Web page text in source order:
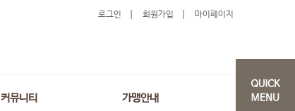
로그인 회원가입 마이페이지
커뮤니티 가맹안내